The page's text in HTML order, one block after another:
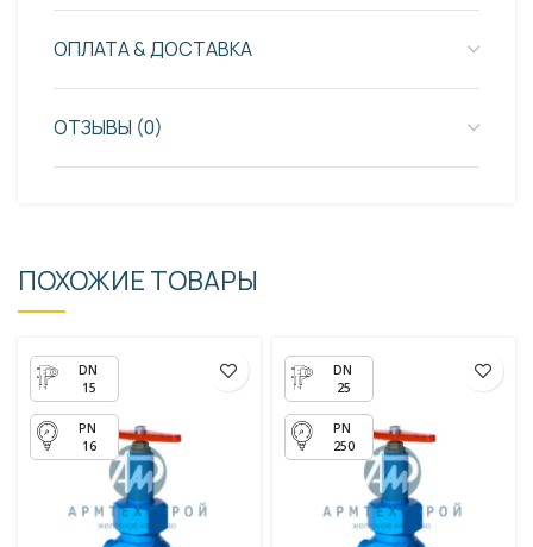
ОПЛАТА & ДОСТАВКА
ОТЗЫВЫ (0)
ПОХОЖИЕ ТОВАРЫ
15
16
25
250